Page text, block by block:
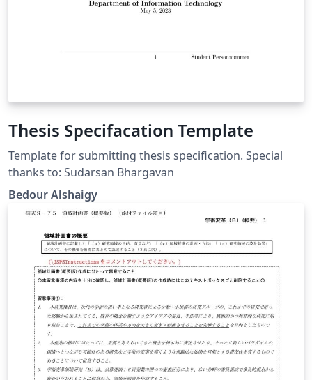
Thesis Specifacation Template
Template for submitting thesis specification. Special
thanks to: Sudarsan Bhargavan
Bedour Alshaigy